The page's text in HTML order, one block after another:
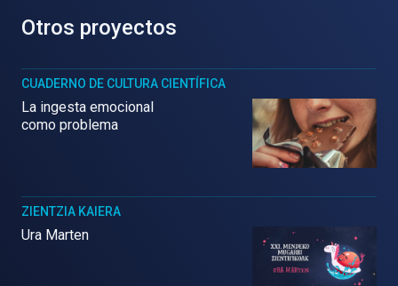
Otros proyectos
CUADERNO DE CULTURA CIENTÍFICA
La ingesta emocional
como problema
ZIENTZIA KAIERA
Ura Marten